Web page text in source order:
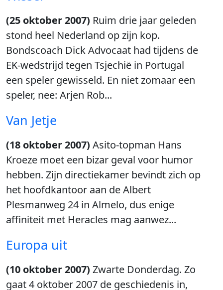
(25 oktober 2007) Ruim drie jaar geleden
stond heel Nederland op zijn kop.
Bondscoach Dick Advocaat had tijdens de
EK-wedstrijd tegen Tsjechië in Portugal
een speler gewisseld. En niet zomaar een
speler, nee: Arjen Rob...
Van Jetje
(18 oktober 2007) Asito-topman Hans
Kroeze moet een bizar geval voor humor
hebben. Zijn directiekamer bevindt zich op
het hoofdkantoor aan de Albert
Plesmanweg 24 in Almelo, dus enige
affiniteit met Heracles mag aanwez...
Europa uit
(10 oktober 2007) Zwarte Donderdag. Zo
gaat 4 oktober 2007 de geschiedenis in,